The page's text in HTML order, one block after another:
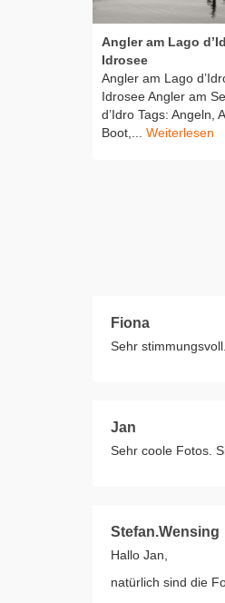
Angler am Lago
Idrosee
Angler am Lago
Idrosee Angler am
d’Idro Tags: Angeln,
Boot,... Weiterlesen
Fiona
Sehr
Jan
Sehr coole Fotos.
Stefan.Wensing
Hallo Jan,
natürlich sind die